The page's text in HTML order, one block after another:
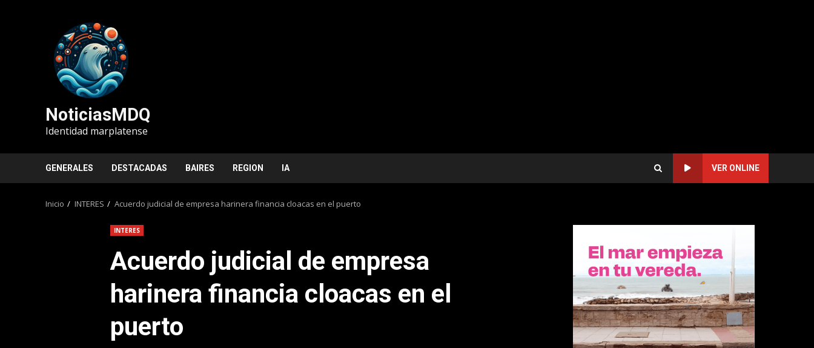
NoticiasMDQ
Identidad marplatense
GENERALES DESTACADAS BAIRES REGION IA VER ONLINE
Inicio INTERES Acuerdo judicial de empresa harinera financia cloacas en el puerto
INTERES
Acuerdo judicial de empresa
harinera financia cloacas en el
puerto